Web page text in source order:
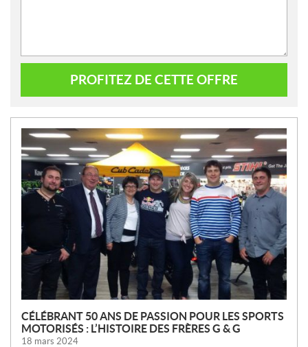
PROFITEZ DE CETTE OFFRE
N
O
U
V
E
L
E
S
CÉLÉBRANT 50 ANS DE PASSION POUR LES SPORTS
MOTORISÉS : L’HISTOIRE DES FRÈRES G & G
18 mars 2024